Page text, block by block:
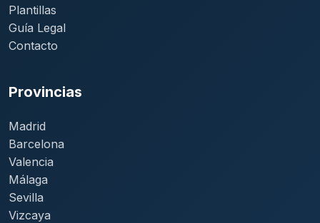
Plantillas
Guía Legal
Contacto
Provincias
Madrid
Barcelona
Valencia
Málaga
Sevilla
Vizcaya